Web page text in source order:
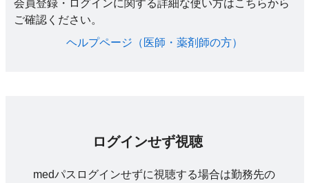
会員登録・ログインに関する詳細な使い方はこちらから
ご確認ください。​
ヘルプページ（医師・薬剤師の方）​
ログインせず視聴
medパスログインせずに視聴する場合は勤務先の